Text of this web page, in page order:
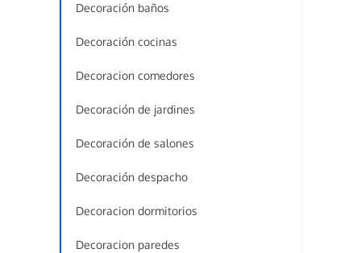
Decoración baños
Decoración cocinas
Decoracion comedores
Decoración de jardines
Decoración de salones
Decoración despacho
Decoracion dormitorios
Decoracion paredes